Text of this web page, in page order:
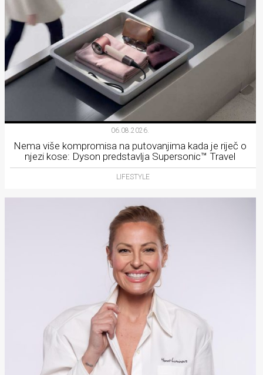
06.08.2026.
Nema više kompromisa na putovanjima kada je riječ o
njezi kose: Dyson predstavlja Supersonic™ Travel
LIFESTYLE